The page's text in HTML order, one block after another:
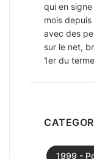
qui en
mois
avec des
sur le net,
1er du
1999 -